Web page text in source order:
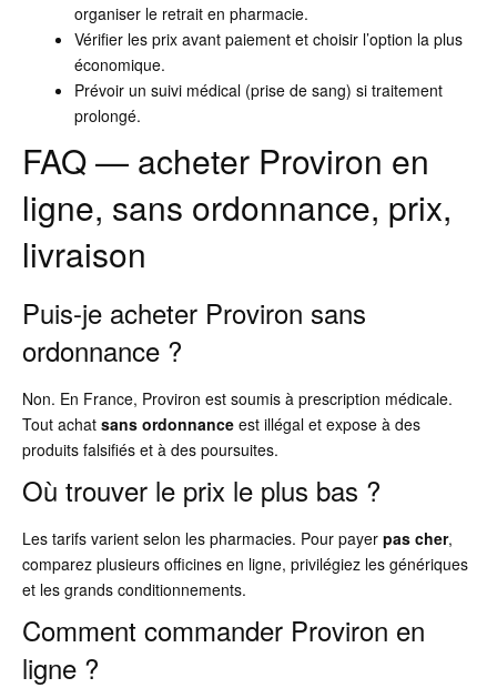
organiser le retrait en pharmacie.
Vérifier les prix avant paiement et choisir l’option la plus
économique.
Prévoir un suivi médical (prise de sang) si traitement
prolongé.
FAQ — acheter Proviron en
ligne, sans ordonnance, prix,
livraison
Puis-je acheter Proviron sans
ordonnance ?
Non. En France, Proviron est soumis à prescription médicale.
Tout achat sans ordonnance est illégal et expose à des
produits falsifiés et à des poursuites.
Où trouver le prix le plus bas ?
Les tarifs varient selon les pharmacies. Pour payer pas cher,
comparez plusieurs officines en ligne, privilégiez les génériques
et les grands conditionnements.
Comment commander Proviron en
ligne ?